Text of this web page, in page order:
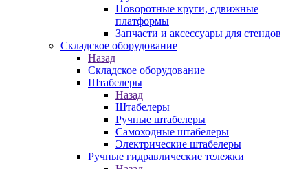
Поворотные круги, сдвижные
платформы
Запчасти и аксессуары для стендов
Складское оборудование
Назад
Складское оборудование
Штабелеры
Назад
Штабелеры
Ручные штабелеры
Самоходные штабелеры
Электрические штабелеры
Ручные гидравлические тележки